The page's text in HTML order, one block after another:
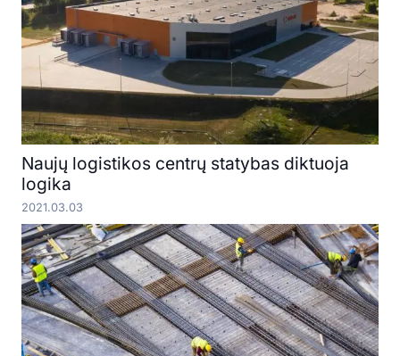
Naujų logistikos centrų statybas diktuoja
logika
2021.03.03